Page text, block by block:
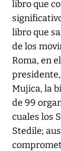
libro que
libro que
de los
Roma, en
Mujica, la
de 99
cuales los
Stedile;